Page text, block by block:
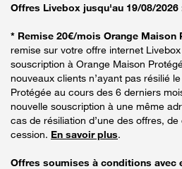
Offres Livebox jusqu'au 19/08/2026
* Remise 20€/mois Orange Maison
remise sur votre offre internet
souscription à Orange Maison
nouveaux clients n’ayant pas résilié
Protégée au cours des 6 derniers
nouvelle souscription à une même
cas de résiliation d’une des offres,
cession. En savoir plus.
Offres soumises à conditions avec